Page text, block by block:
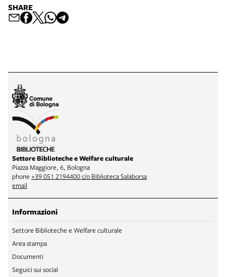
SHARE
Settore Biblioteche e Welfare culturale
Piazza Maggiore, 6, Bologna
phone +39 051 2194400 c/o Biblioteca Salaborsa
email
Informazioni
Settore Biblioteche e Welfare culturale
Area stampa
Documenti
Seguici sui social